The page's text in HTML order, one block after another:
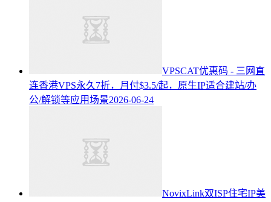
VPSCAT优惠码 - 三网直
连香港VPS永久7折，月付$3.5/起，原生IP适合建站/办
公/解锁等应用场景2026-06-24
NovixLink双ISP住宅IP美